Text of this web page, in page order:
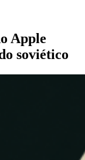
Apple
soviético